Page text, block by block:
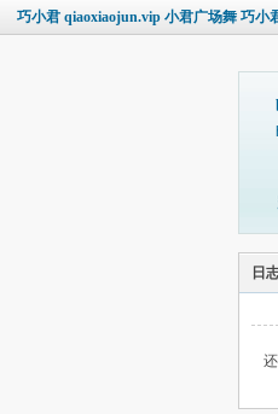
巧小君 qiaoxiaojun.vip 小君广场舞 巧小
日